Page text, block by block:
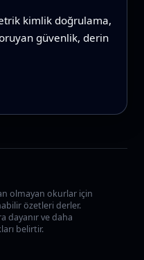
kimlik doğrulama,
güvenlik, derin
olmayan okurlar için
özetleri derler.
dayanır ve daha
belirtir.